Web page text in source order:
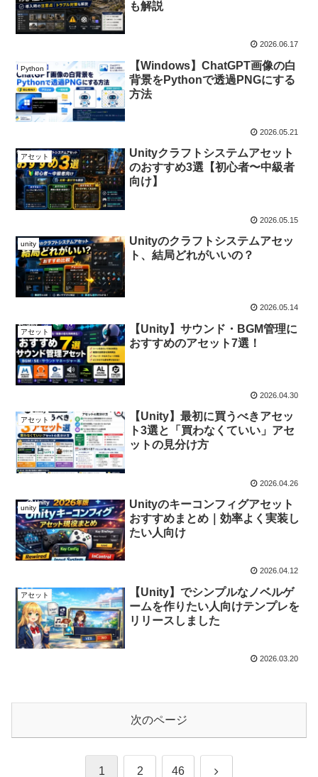
も解説
2026.06.17
Python
【Windows】ChatGPT画像の白
背景をPythonで透過PNGにする
方法
2026.05.21
アセット
Unityクラフトシステムアセット
のおすすめ3選【初心者〜中級者
向け】
2026.05.15
unity
Unityのクラフトシステムアセッ
ト、結局どれがいいの？
2026.05.14
アセット
【Unity】サウンド・BGM管理に
おすすめのアセット7選！
2026.04.30
アセット
【Unity】最初に買うべきアセッ
ト3選と「買わなくていい」アセ
ットの見分け方
2026.04.26
unity
Unityのキーコンフィグアセット
おすすめまとめ｜効率よく実装し
たい人向け
2026.04.12
アセット
【Unity】でシンプルなノベルゲ
ームを作りたい人向けテンプレを
リリースしました
2026.03.20
次のページ
1 2 46 次